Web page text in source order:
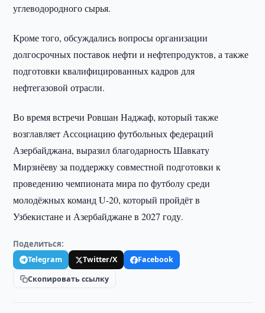
углеводородного сырья.
Кроме того, обсуждались вопросы организации
долгосрочных поставок нефти и нефтепродуктов, а также
подготовки квалифицированных кадров для
нефтегазовой отрасли.
Во время встречи Ровшан Наджаф, который также
возглавляет Ассоциацию футбольных федераций
Азербайджана, выразил благодарность Шавкату
Мирзиёеву за поддержку совместной подготовки к
проведению чемпионата мира по футболу среди
молодёжных команд U-20, который пройдёт в
Узбекистане и Азербайджане в 2027 году.
Поделиться:
Telegram Twitter/X
Facebook
Скопировать ссылку